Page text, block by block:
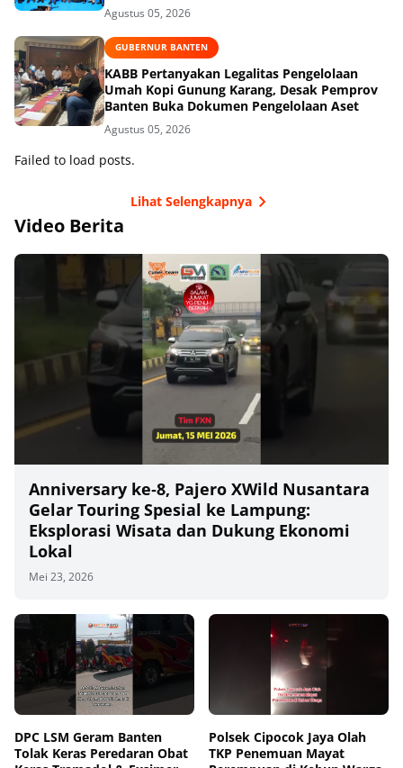
Agustus 05, 2026
GUBERNUR BANTEN
KABB Pertanyakan Legalitas Pengelolaan
Umah Kopi Gunung Karang, Desak Pemprov
Banten Buka Dokumen Pengelolaan Aset
Agustus 05, 2026
Failed to load posts.
Lihat Selengkapnya
Video Berita
Anniversary ke‑8, Pajero XWild Nusantara
Gelar Touring Spesial ke Lampung:
Eksplorasi Wisata dan Dukung Ekonomi
Lokal
Mei 23, 2026
DPC LSM Geram Banten
Tolak Keras Peredaran Obat
Polsek Cipocok Jaya Olah
TKP Penemuan Mayat